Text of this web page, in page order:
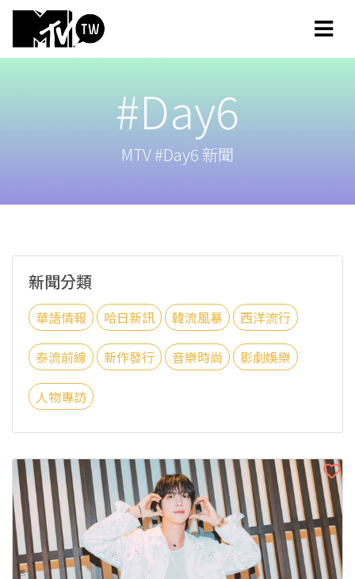
#Day6
MTV #Day6 新聞
新聞分類
華語情報 哈日新訊 韓流風暴 西洋流行
泰流前線 新作發行 音樂時尚 影劇娛樂
人物專訪